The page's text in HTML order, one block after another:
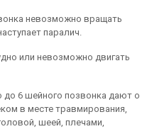
невозможно вращать
паралич.
или невозможно двигать
6 шейного позвонка дают о
в месте травмирования,
шеей, плечами,